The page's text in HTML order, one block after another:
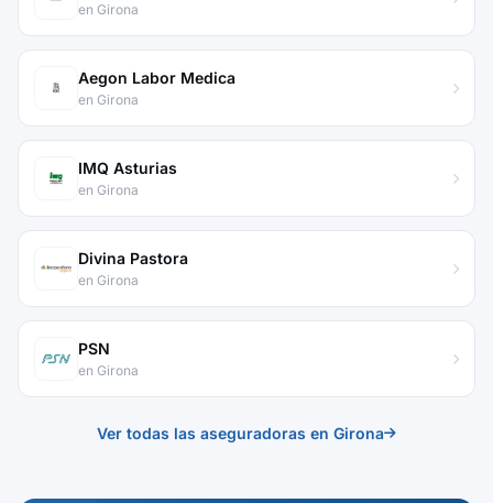
en Girona
Aegon Labor Medica
en Girona
IMQ Asturias
en Girona
Divina Pastora
en Girona
PSN
en Girona
Ver todas las aseguradoras en Girona